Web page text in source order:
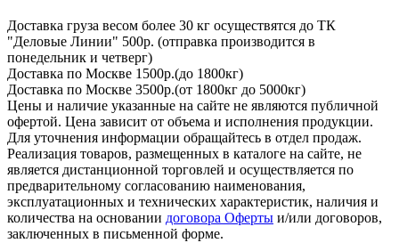
Доставка груза весом более 30 кг осуществятся до ТК
"Деловые Линии" 500р. (отправка производится в
понедельник и четверг)
Доставка по Москве 1500р.(до 1800кг)
Доставка по Москве 3500р.(от 1800кг до 5000кг)
Цены и наличие указанные на сайте не являются публичной
офертой. Цена зависит от объема и исполнения продукции.
Для уточнения информации обращайтесь в отдел продаж.
Реализация товаров, размещенных в каталоге на сайте, не
является дистанционной торговлей и осуществляется по
предварительному согласованию наименования,
эксплуатационных и технических характеристик, наличия и
количества на основании договора Оферты и/или договоров,
заключенных в письменной форме.